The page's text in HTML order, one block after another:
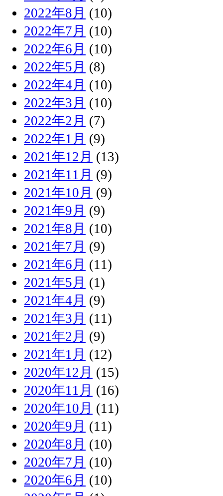
2022年8月 (10)
2022年7月 (10)
2022年6月 (10)
2022年5月 (8)
2022年4月 (10)
2022年3月 (10)
2022年2月 (7)
2022年1月 (9)
2021年12月 (13)
2021年11月 (9)
2021年10月 (9)
2021年9月 (9)
2021年8月 (10)
2021年7月 (9)
2021年6月 (11)
2021年5月 (1)
2021年4月 (9)
2021年3月 (11)
2021年2月 (9)
2021年1月 (12)
2020年12月 (15)
2020年11月 (16)
2020年10月 (11)
2020年9月 (11)
2020年8月 (10)
2020年7月 (10)
2020年6月 (10)